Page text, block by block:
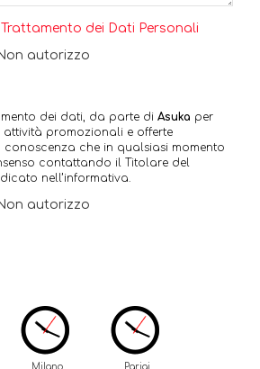
dei Dati Personali
autorizzo
dei dati, da parte di Asuka per
e offerte
che in qualsiasi momento
contattando il Titolare del
nell’informativa.
autorizzo
Milano Parigi